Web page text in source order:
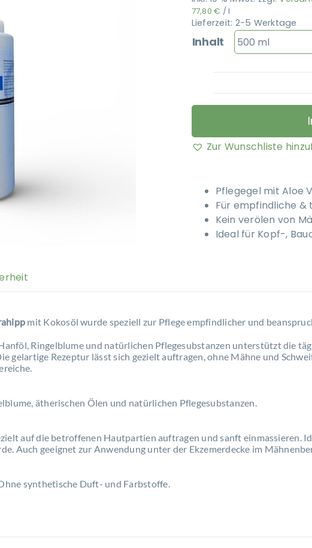
77,80€ /l
Lieferzeit: 2-5 Werktage
Inhalt
Zur Wunschliste
Pflegegel mit Aloe
Für empfindliche
Kein verölen von
Ideal für Kopf-,
mit Kokosöl wurde speziell zur Pflege empfindlicher und
Ringelblume und natürlichen Pflegesubstanzen unterstützt die
gelartige Rezeptur lässt sich gezielt auftragen, ohne Mähne und
ätherischen Ölen und natürlichen Pflegesubstanzen.
auf die betroffenen Hautpartien auftragen und sanft einmassieren.
Auch geeignet zur Anwendung unter der Ekzemerdecke im
synthetische Duft- und Farbstoffe.